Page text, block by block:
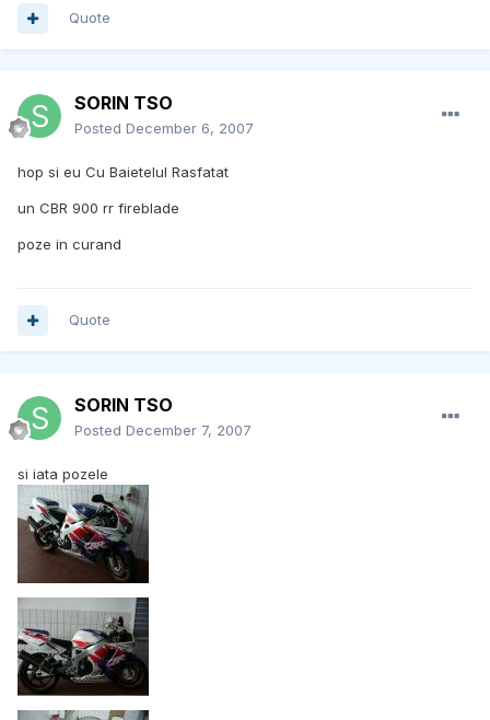
Quote
SORIN TSO
Posted December 6, 2007
hop si eu Cu Baietelul Rasfatat
un CBR 900 rr fireblade
poze in curand
Quote
SORIN TSO
Posted December 7, 2007
si iata pozele